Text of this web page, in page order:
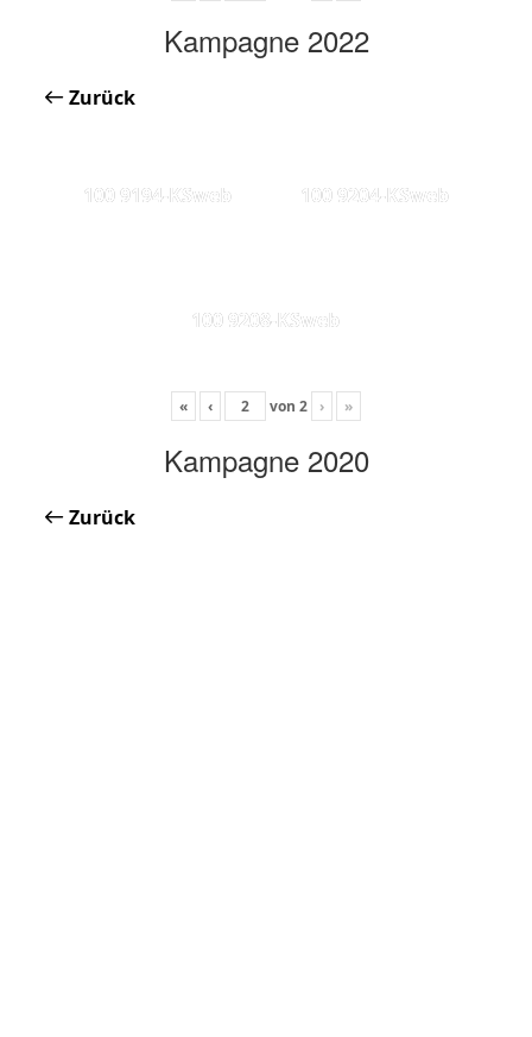
Kampagne 2022
Zurück
100 9194-KSweb 100 9204-KSweb
100 9208-KSweb
« ‹ von 2 › »
Kampagne 2020
Zurück